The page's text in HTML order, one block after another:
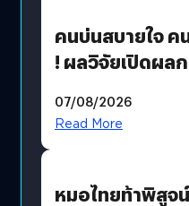
คนบ่นสบายใจ
! ผลวิจัยเปิดผล
07/08/2026
Read More
หมอไทยท้าพิสูจ